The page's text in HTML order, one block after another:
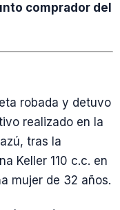
comprador del
robada y detuvo
realizado en la
tras la
Keller 110 c.c. en
mujer de 32 años.